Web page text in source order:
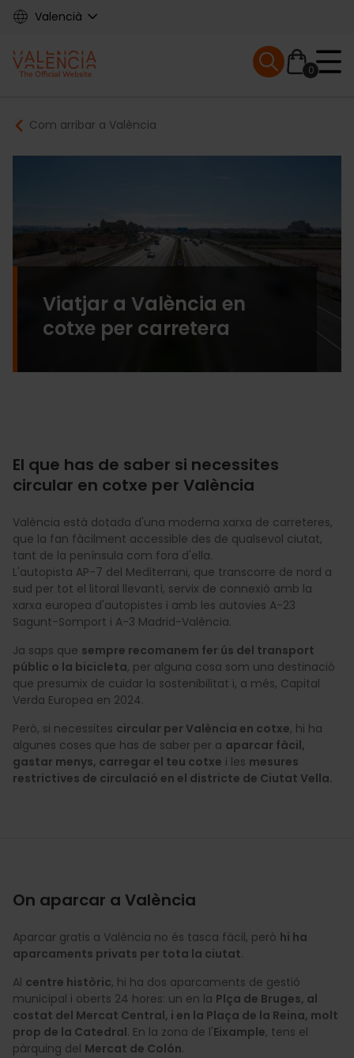
Skip
content
Valencià
Main
navigation
0
Mobile menu
Breadcrumb
Com arribar a València
Viatjar a València en
cotxe per carretera
El que has de saber si necessites
circular en cotxe per València
València està dotada d'una moderna xarxa de carreteres,
que la fan fàcilment accessible des de qualsevol ciutat,
tant de la península com fora d'ella.
L'autopista AP-7 del Mediterrani, que transcorre de nord a
sud per tot el litoral llevantí, servix de connexió amb la
xarxa europea d'autopistes i amb les autovies A-23
Sagunt-Somport i A-3 Madrid-València.
Ja saps que sempre recomanem fer ús del transport
públic o la bicicleta, per alguna cosa som una destinació
que presumix de cuidar la sostenibilitat i, a més, Capital
Verda Europea en 2024.
Però, si necessites circular per València en cotxe, hi ha
algunes coses que has de saber per a aparcar fàcil,
gastar menys, carregar el teu cotxe i les mesures
restrictives de circulació en el districte de Ciutat Vella.
On aparcar a València
Aparcar gratis a València no és tasca fàcil, però hi ha
aparcaments privats per tota la ciutat.
Al centre històric, hi ha dos aparcaments de gestió
municipal i oberts 24 hores: un en la Plça de Bruges, al
costat del Mercat Central, i en la Plaça de la Reina, molt
prop de la Catedral. En la zona de l'Eixample, tens el
pàrquing del Mercat de Colón.